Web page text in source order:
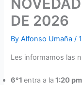
DE 2026
ByAlfonso Umaña/
Les informamos las
6°1entra a la 1:20 pm